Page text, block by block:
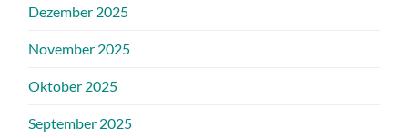
Dezember 2025
November 2025
Oktober 2025
September 2025